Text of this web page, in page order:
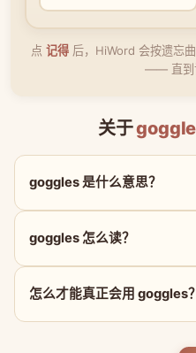
点 记得后，HiWord 会按遗忘
—— 直到
关于
goggles 是什么意思？
goggles 怎么读？
怎么才能真正会用 goggles？